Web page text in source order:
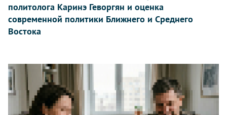
политолога Каринэ Геворгян и оценка
современной политики Ближнего и Среднего
Востока